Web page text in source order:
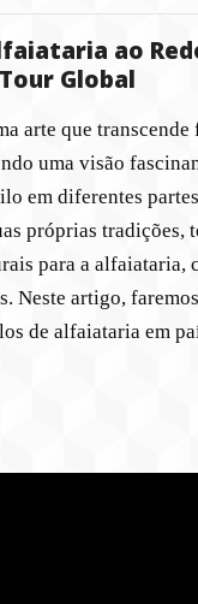
ao
Global
arte que transcende
uma visão
em diferentes
próprias tradições,
para a alfaiataria,
Neste artigo,
de alfaiataria em